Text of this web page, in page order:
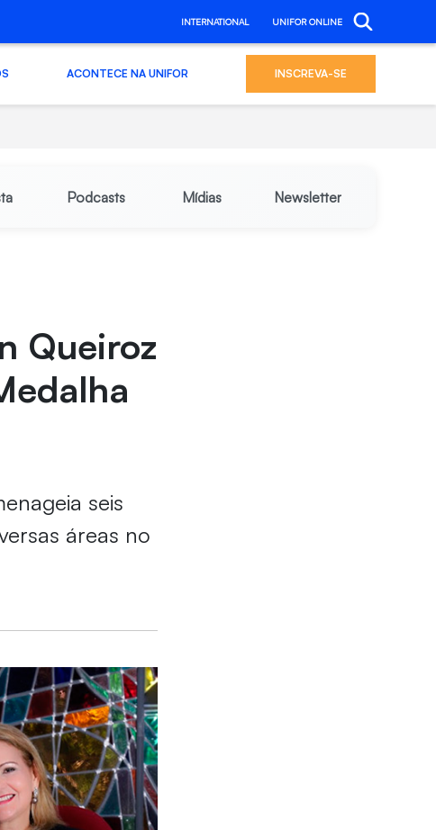
INTERNATIONAL UNIFOR ONLINE
ACONTECE NA UNIFOR INSCREVA-SE
Podcasts Mídias Newsletter
Queiroz
seis
áreas no